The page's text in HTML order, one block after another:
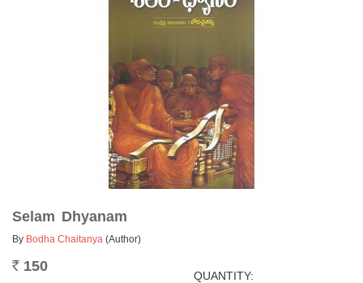
Selam Dhyanam
By Bodha Chaitanya (Author)
Rs. 150
QUANTITY: